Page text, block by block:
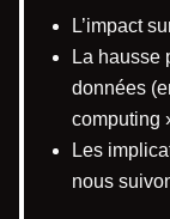
L’impact
La hausse
données
computing
Les
nous